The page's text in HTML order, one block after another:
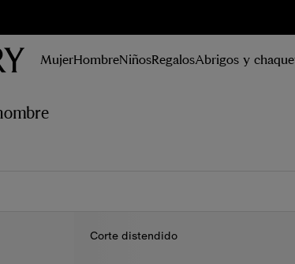
MujerHombreNiñosRegalosAbrigos y
Corte distendido